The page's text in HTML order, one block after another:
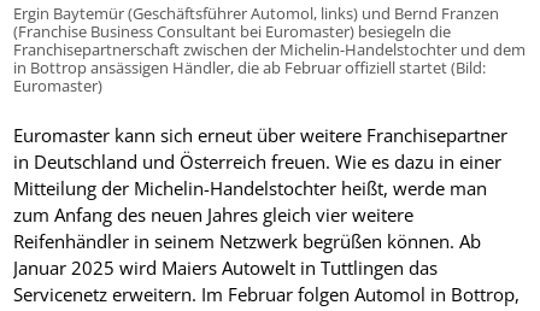
Ergin Baytemür (Geschäftsführer Automol, links) und Bernd Franzen
(Franchise Business Consultant bei Euromaster) besiegeln die
Franchisepartnerschaft zwischen der Michelin-Handelstochter und dem
in Bottrop ansässigen Händler, die ab Februar offiziell startet (Bild:
Euromaster)
Euromaster kann sich erneut über weitere Franchisepartner
in Deutschland und Österreich freuen. Wie es dazu in einer
Mitteilung der Michelin-Handelstochter heißt, werde man
zum Anfang des neuen Jahres gleich vier weitere
Reifenhändler in seinem Netzwerk begrüßen können. Ab
Januar 2025 wird Maiers Autowelt in Tuttlingen das
Servicenetz erweitern. Im Februar folgen Automol in Bottrop,